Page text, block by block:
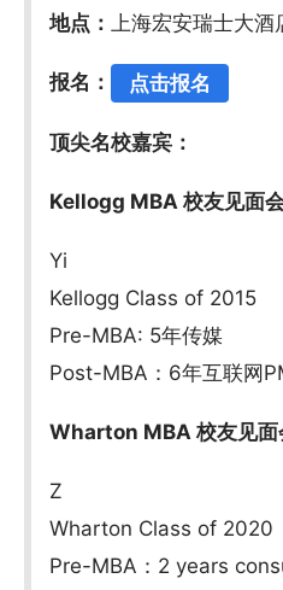
地点：上海宏安瑞士大酒
报名： 点击报名
顶尖名校嘉宾：
Kellogg MBA 校友见面
Yi
Kellogg Class of 2015
Pre-MBA: 5年传媒
Post-MBA：6年互联网
Wharton MBA 校友见面
Z
Wharton Class of 2020
Pre-MBA：2 years